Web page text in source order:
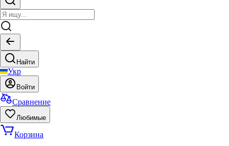
Найти
Укр
Войти
Сравнение
Любимые
Корзина